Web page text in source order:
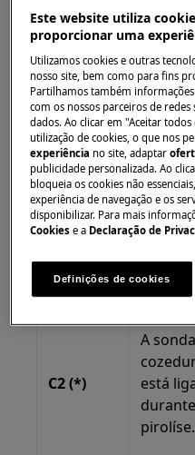
DE
EXIBIÇÃO
C1 (*)
Calhas
C2 (*)
A
está
pirolíse.
Este website utiliza
proporcionar uma
Utilizamos cookies e outras
nosso site, bem como para fins
Partilhamos também
com os nossos parceiros de
dados. Ao clicar em "Aceitar todos
utilização de cookies, o que nos
experiência no site, adaptar
publicidade personalizada. Ao
bloqueia os cookies não
experiência de navegação e os
disponibilizar. Para mais
Cookies e a Declaração de
Definições de cookies